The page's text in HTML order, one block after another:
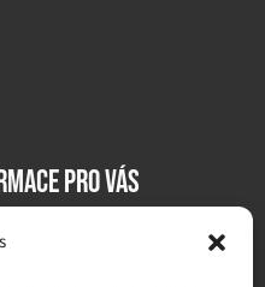
PRO VÁS
obchodní